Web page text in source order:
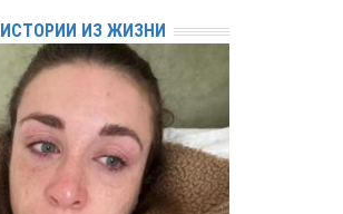
ИСТОРИИ ИЗ ЖИЗНИ